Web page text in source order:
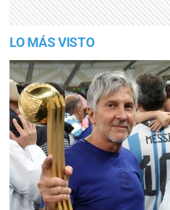
LO MÁS VISTO